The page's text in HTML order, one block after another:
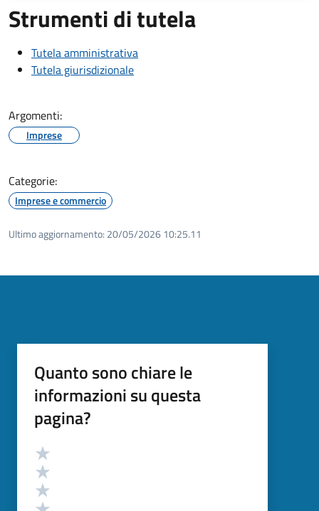
Strumenti di tutela
Tutela amministrativa
Tutela giurisdizionale
Argomenti:
Imprese
Categorie:
Imprese e commercio
Ultimo aggiornamento: 20/05/2026 10:25.11
Quanto sono chiare le
informazioni su questa
pagina?
Valutazione